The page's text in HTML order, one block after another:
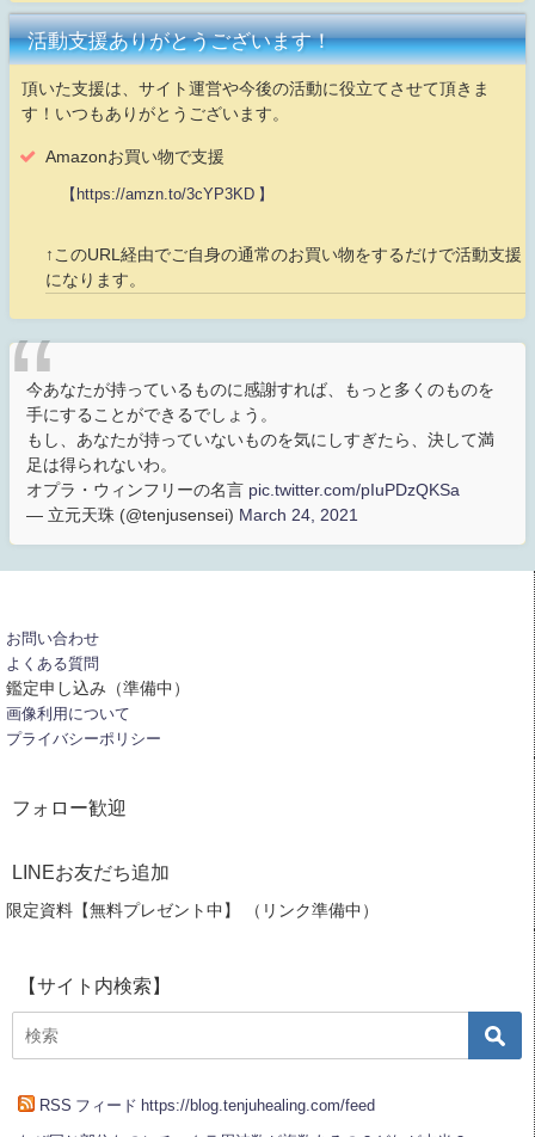
活動支援ありがとうございます！
頂いた支援は、サイト運営や今後の活動に役立てさせて頂きま
す！いつもありがとうございます。
Amazonお買い物で支援
【https://amzn.to/3cYP3KD 】
↑このURL経由でご自身の通常のお買い物をするだけで活動支援
になります。
今あなたが持っているものに感謝すれば、もっと多くのものを
手にすることができるでしょう。
もし、あなたが持っていないものを気にしすぎたら、決して満
足は得られないわ。
オプラ・ウィンフリーの名言 pic.twitter.com/pIuPDzQKSa
— 立元天珠 (@tenjusensei) March 24, 2021
お問い合わせ
よくある質問
鑑定申し込み（準備中）
画像利用について
プライバシーポリシー
フォロー歓迎
LINEお友だち追加
限定資料【無料プレゼント中】 （リンク準備中）
【サイト内検索】
RSS フィード https://blog.tenjuhealing.com/feed